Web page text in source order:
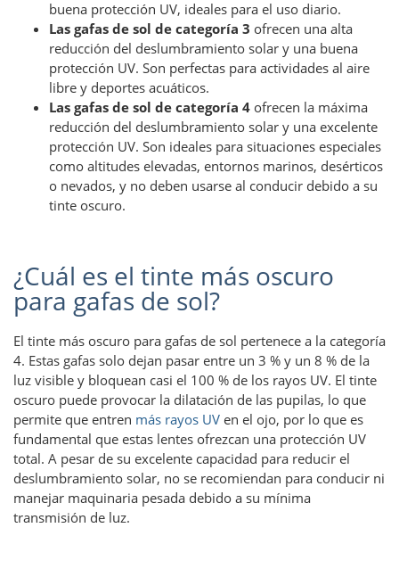
buena protección UV, ideales para el uso diario.
Las gafas de sol de categoría 3 ofrecen una alta
reducción del deslumbramiento solar y una buena
protección UV. Son perfectas para actividades al aire
libre y deportes acuáticos.
Las gafas de sol de categoría 4 ofrecen la máxima
reducción del deslumbramiento solar y una excelente
protección UV. Son ideales para situaciones especiales
como altitudes elevadas, entornos marinos, desérticos
o nevados, y no deben usarse al conducir debido a su
tinte oscuro.
¿Cuál es el tinte más oscuro
para gafas de sol?
El tinte más oscuro para gafas de sol pertenece a la categoría
4. Estas gafas solo dejan pasar entre un 3 % y un 8 % de la
luz visible y bloquean casi el 100 % de los rayos UV. El tinte
oscuro puede provocar la dilatación de las pupilas, lo que
permite que entren más rayos UV en el ojo, por lo que es
fundamental que estas lentes ofrezcan una protección UV
total. A pesar de su excelente capacidad para reducir el
deslumbramiento solar, no se recomiendan para conducir ni
manejar maquinaria pesada debido a su mínima
transmisión de luz.